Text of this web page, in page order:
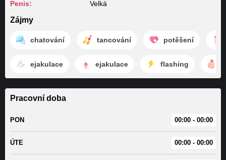
Penis: Velká
Zájmy
chatování tancování potěšení
ejakulace ejakulace flashing
Pracovní doba
PON 00:00 - 00:00
ÚTE 00:00 - 00:00